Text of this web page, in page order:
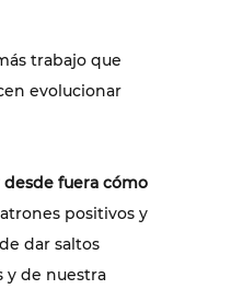
trabajo que
evolucionar
fuera cómo
positivos y
dar saltos
y de nuestra